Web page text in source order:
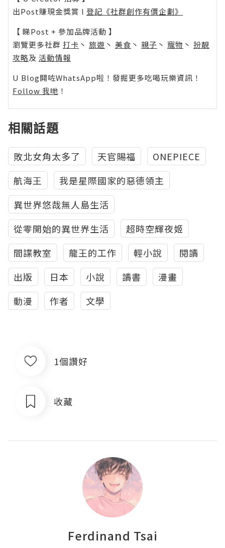
出Post賺現金獎賞 l 登記《社群創作有價企劃》
【 睇Post + 參加品牌活動 】
瀏覽更多社群 打卡 丶 旅遊 丶 美食 丶 親子 丶 寵物 丶 扮靚
攻略及 活動情報
U Blog開咗WhatsApp啦！發掘更多吃喝玩樂資訊！
Follow 我哋 ！
相關話題
敗北女角太多了 天官賜福
ONEPIECE
航海王
我是星際國家的惡德領主
異世界悠哉無人島生活
從零開始的異世界生活
超時空輝夜姬
間諜教室
龍王的工作 輕小說
閱讀
出版
日本 小說 讀書
漫畫
動漫
作者 文學
1個讚好
收藏
Ferdinand Tsai